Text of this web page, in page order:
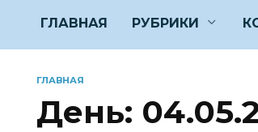
ГЛАВНАЯ РУБРИКИ
ГЛАВНАЯ
День: